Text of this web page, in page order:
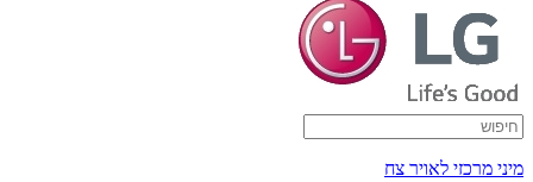
מיני מרכזי לאויר צח